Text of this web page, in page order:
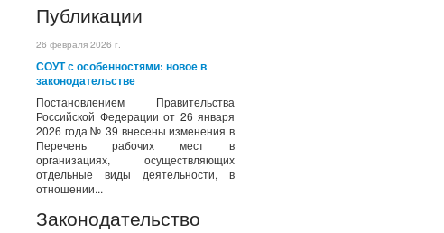
Публикации
26 февраля 2026 г.
СОУТ с особенностями: новое в
законодательстве
Постановлением Правительства
Российской Федерации от 26 января
2026 года № 39 внесены изменения в
Перечень рабочих мест в
организациях, осуществляющих
отдельные виды деятельности, в
отношении...
Законодательство